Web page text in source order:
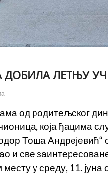
ЛЕТЊУ
од родитељског
која ђацима
Тоша Андрејевић“
и све
у среду, 11. јуна